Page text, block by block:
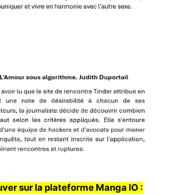
sur la plateforme Manga IO :